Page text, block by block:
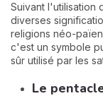
Suivant l'utilisation
diverses
religions néo-
c'est un symbole
sûr utilisé par les
Le